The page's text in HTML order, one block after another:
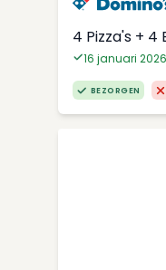
4 Pizza's +
16 januari
BEZORGEN